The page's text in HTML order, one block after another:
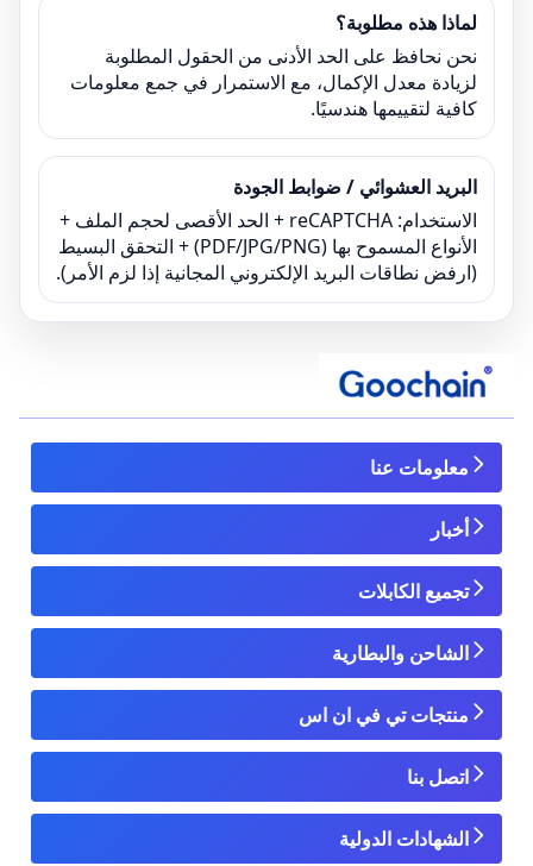
لماذا هذه مطلوبة؟
نحن نحافظ على الحد الأدنى من الحقول المطلوبة
لزيادة معدل الإكمال، مع الاستمرار في جمع معلومات
كافية لتقييمها هندسيًا.
البريد العشوائي / ضوابط الجودة
الاستخدام: reCAPTCHA + الحد الأقصى لحجم الملف +
الأنواع المسموح بها (PDF/JPG/PNG) + التحقق البسيط
(ارفض نطاقات البريد الإلكتروني المجانية إذا لزم الأمر).
معلومات عنا
أخبار
تجميع الكابلات
الشاحن والبطارية
منتجات تي في ان اس
اتصل بنا
الشهادات الدولية